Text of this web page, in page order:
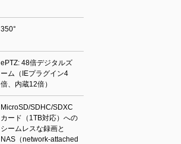
350°
ePTZ: 48倍デジタルズ
ーム（IEプラグイン4
倍、内蔵12倍）
MicroSD/SDHC/SDXC
カード（1TB対応）への
シームレスな録画と
NAS（network-attached